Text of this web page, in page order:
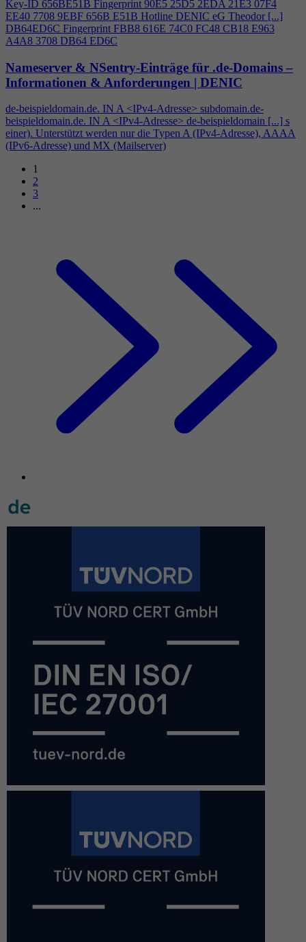
Key-ID 656BE51B Fingerprint 90E5 25D5 2EDA 21E3 07F4
EE40 7708 9EBF 656B E51B Hotline DENIC eG Theodor [...]
DB64ED6C Fingerprint FBB8 616E 74C0 FC48 CB18 E963
A4A8 3708 DB64 ED6C
Nameserver & NSentry-Einträge für .de-Domains –
Informationen & Anforderungen | DENIC
de-beispieldomain.de. IN A <IPv4-Adresse> subdomain.de-
beispieldomain.de. IN A <IPv4-Adresse> de-beispieldomain [...] s
einer). Unterstützt werden nur die Typen A (IPv4-Adresse), AAAA
(IPv6-Adresse) und MX (Mailserver)
1
2
3
...